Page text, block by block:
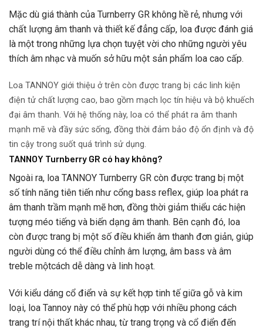
Mặc dù giá thành của Turnberry GR không hề rẻ, nhưng với
chất lượng âm thanh và thiết kế đẳng cấp, loa được đánh giá
là một trong những lựa chọn tuyệt vời cho những người yêu
thích âm nhạc và muốn sở hữu một sản phẩm loa cao cấp.
Loa TANNOY giới thiệu ở trên còn được trang bị các linh kiện
điện tử chất lượng cao, bao gồm mạch lọc tín hiệu và bộ khuếch
đại âm thanh. Với hệ thống này, loa có thể phát ra âm thanh
mạnh mẽ và đầy sức sống, đồng thời đảm bảo độ ổn định và độ
tin cậy trong suốt quá trình sử dụng.
TANNOY Turnberry GR có hay không?
Ngoài ra, loa TANNOY Turnberry GR còn được trang bị một
số tính năng tiên tiến như cổng bass reflex, giúp loa phát ra
âm thanh trầm mạnh mẽ hơn, đồng thời giảm thiểu các hiện
tượng méo tiếng và biến dạng âm thanh. Bên cạnh đó, loa
còn được trang bị một số điều khiển âm thanh đơn giản, giúp
người dùng có thể điều chỉnh âm lượng, âm bass và âm
treble mộtcách dễ dàng và linh hoạt.
Với kiểu dáng cổ điển và sự kết hợp tinh tế giữa gỗ và kim
loại, loa Tannoy này có thể phù hợp với nhiều phong cách
trang trí nội thất khác nhau, từ trang trọng và cổ điển đến